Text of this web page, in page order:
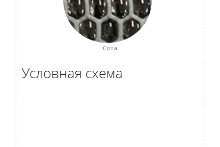
Сота
Условная схема